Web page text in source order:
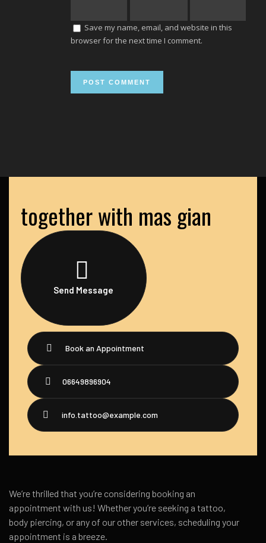
Save my name, email, and website in this
browser for the next time I comment.
together with mas gian
Send Message
Book an Appointment
06649896904
info.tattoo@example.com
We’re thrilled that you’re considering booking an
appointment with us! Whether you’re seeking a tattoo,
body piercing, or any of our other services, scheduling your
appointment is a breeze.